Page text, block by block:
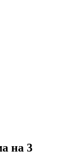
на 3